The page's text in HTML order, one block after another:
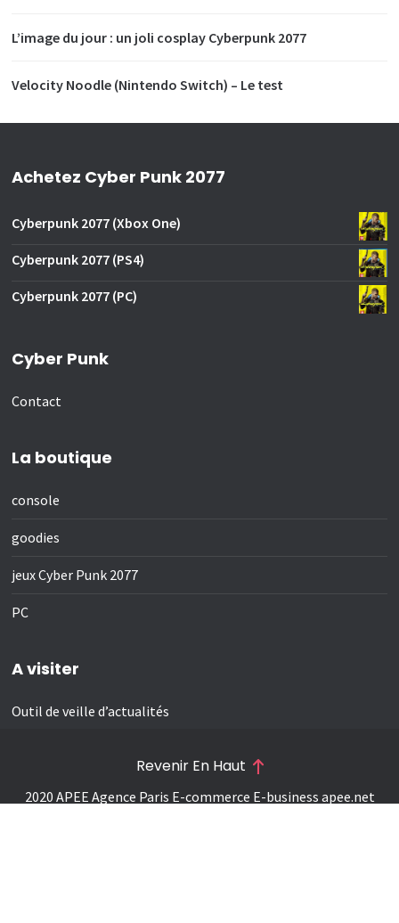
L’image du jour : un joli cosplay Cyberpunk 2077
Velocity Noodle (Nintendo Switch) – Le test
Achetez Cyber Punk 2077
Cyberpunk 2077 (Xbox One)
Cyberpunk 2077 (PS4)
Cyberpunk 2077 (PC)
Cyber Punk
Contact
La boutique
console
goodies
jeux Cyber Punk 2077
PC
A visiter
Outil de veille d’actualités
2020 APEE Agence Paris E-commerce E-business apee.net
Revenir En Haut